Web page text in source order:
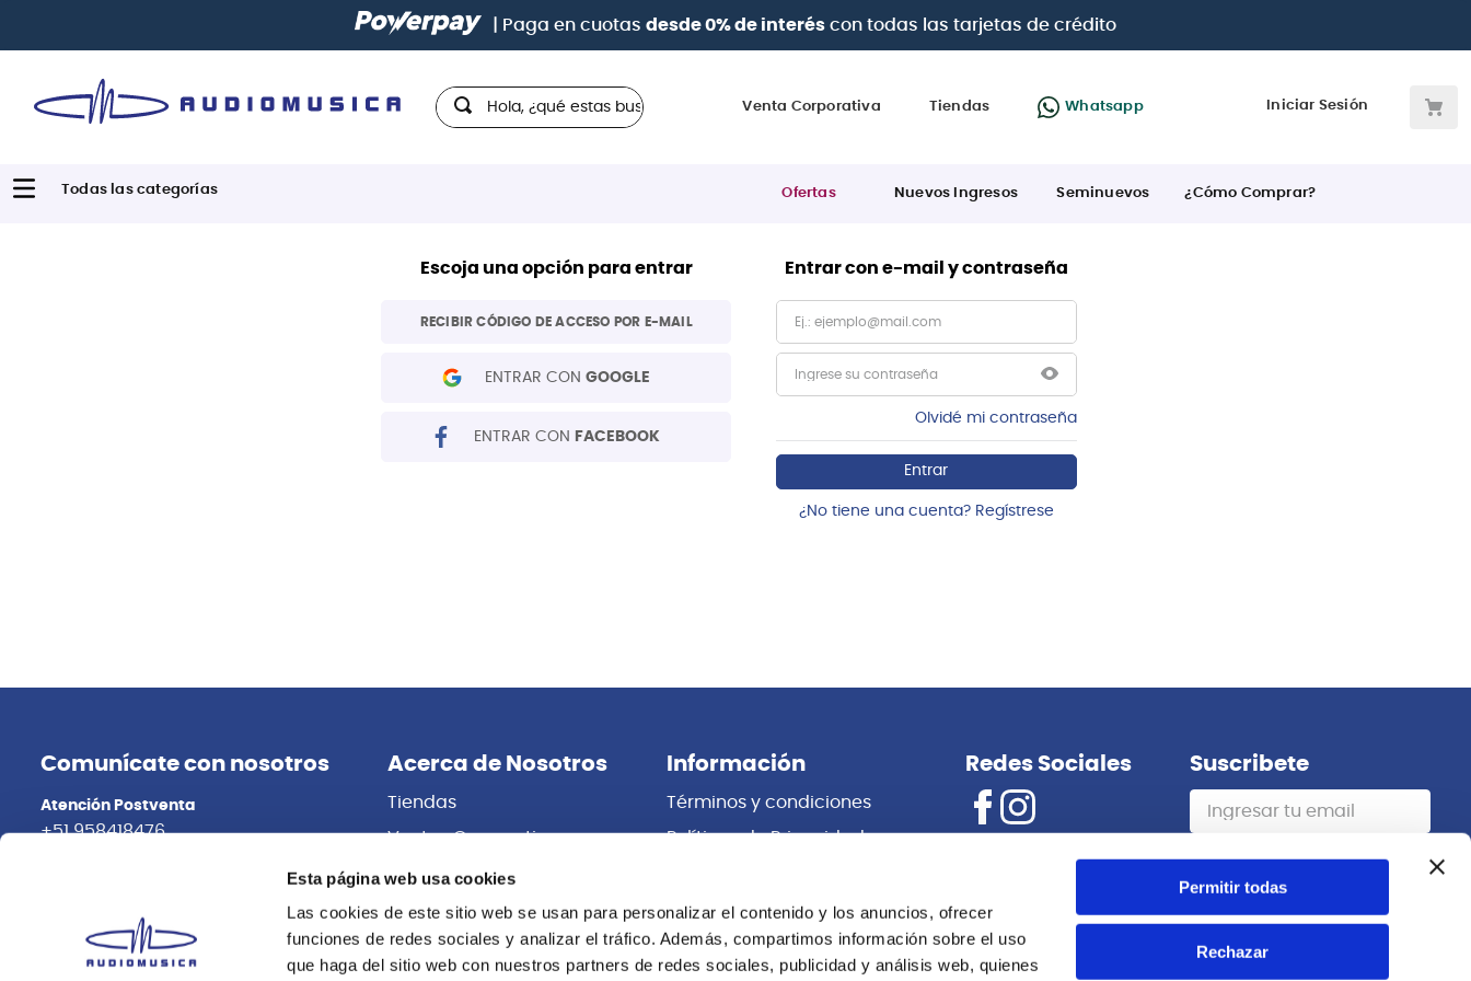
Esta página web usa cookies
Las cookies de este sitio web se usan para personalizar el contenido y los anuncios, ofrecer
funciones de redes sociales y analizar el tráfico. Además, compartimos información sobre el uso
que haga del sitio web con nuestros partners de redes sociales, publicidad y análisis web, quienes
Permitir todas
Rechazar
| Paga en cuotas desde 0% de interéscon todas las tarjetas de crédito
Hola, ¿qué estas buscando?
Venta Corporativa Tiendas Whatsapp Iniciar Sesión
Ofertas Nuevos Ingresos Seminuevos ¿Cómo Comprar?
Escoja una opción para entrar
RECIBIR CÓDIGO DE ACCESO POR E-MAIL
ENTRAR CON GOOGLE
ENTRAR CON FACEBOOK
Entrar con e-mail y contraseña
Olvidé mi contraseña
Entrar
¿No tiene una cuenta? Regístrese
Comunícate con nosotros
Atención Postventa
+51 958418476
Acerca de Nosotros
Tiendas
Ventas Corporativas
Distribuidores
Trabaja con Nosotros
Información
Términos y condiciones
Políticas de Privacidad
Cambios y Devoluciones
Centro de información
Libro de
Redes Sociales Suscribete
Suscribirme